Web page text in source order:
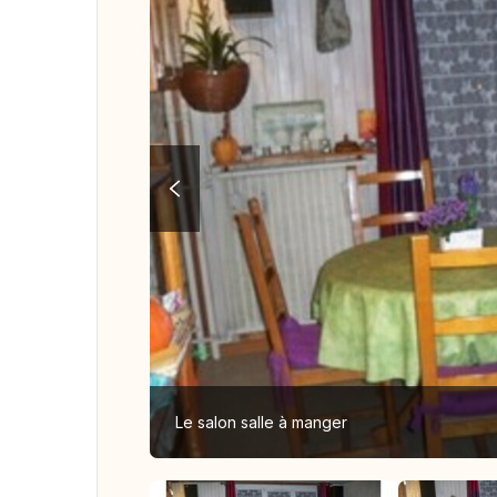
Le salon salle à manger